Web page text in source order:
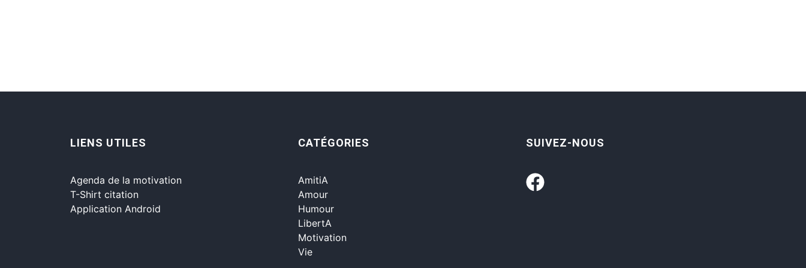
LIENS UTILES
Agenda de la motivation
T-Shirt citation
Application Android
CATÉGORIES
AmitiA
Amour
Humour
LibertA
Motivation
Vie
SUIVEZ-NOUS